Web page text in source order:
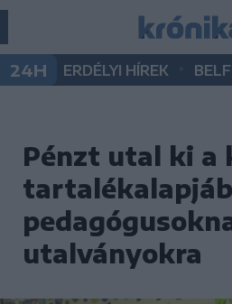
24H ERDÉLYI HÍREK
Pénzt utal ki a
utalványokra